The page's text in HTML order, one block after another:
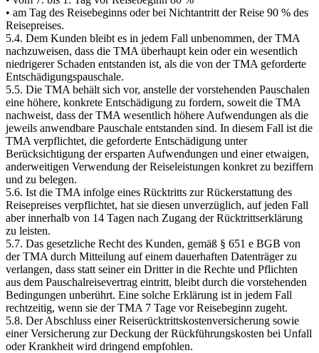
• am Tag des Reisebeginns oder bei Nichtantritt der Reise 90 % des
Reisepreises.
5.4. Dem Kunden bleibt es in jedem Fall unbenommen, der TMA
nachzuweisen, dass die TMA überhaupt kein oder ein wesentlich
niedrigerer Schaden entstanden ist, als die von der TMA geforderte
Entschädigungspauschale.
5.5. Die TMA behält sich vor, anstelle der vorstehenden Pauschalen
eine höhere, konkrete Entschädigung zu fordern, soweit die TMA
nachweist, dass der TMA wesentlich höhere Aufwendungen als die
jeweils anwendbare Pauschale entstanden sind. In diesem Fall ist die
TMA verpflichtet, die geforderte Entschädigung unter
Berücksichtigung der ersparten Aufwendungen und einer etwaigen,
anderweitigen Verwendung der Reiseleistungen konkret zu beziffern
und zu belegen.
5.6. Ist die TMA infolge eines Rücktritts zur Rückerstattung des
Reisepreises verpflichtet, hat sie diesen unverzüglich, auf jeden Fall
aber innerhalb von 14 Tagen nach Zugang der Rücktrittserklärung
zu leisten.
5.7. Das gesetzliche Recht des Kunden, gemäß § 651 e BGB von
der TMA durch Mitteilung auf einem dauerhaften Datenträger zu
verlangen, dass statt seiner ein Dritter in die Rechte und Pflichten
aus dem Pauschalreisevertrag eintritt, bleibt durch die vorstehenden
Bedingungen unberührt. Eine solche Erklärung ist in jedem Fall
rechtzeitig, wenn sie der TMA 7 Tage vor Reisebeginn zugeht.
5.8. Der Abschluss einer Reiserücktrittskostenversicherung sowie
einer Versicherung zur Deckung der Rückführungskosten bei Unfall
oder Krankheit wird dringend empfohlen.